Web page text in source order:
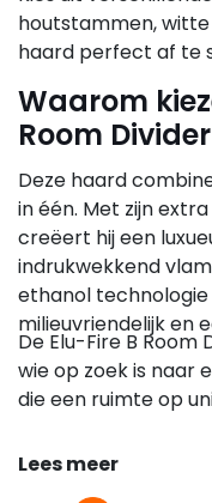
houtstammen, witte
haard perfect af te
Waarom
Room
Deze haard
in één. Met zijn
creëert hij een
indrukwekkend
ethanol
milieuvriendelijk en
De Elu-Fire B Room
wie op zoek is naar
die een ruimte op
Lees meer